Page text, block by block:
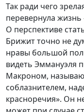
Так ради чего
перевернула жизнь
О перспективе
Брижит точно не
нравы большой
видеть Эммануэля
Макроном,
соблазнителем,
красноречия». Он